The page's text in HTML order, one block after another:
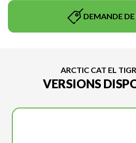
DEMANDE DE
ARCTIC CAT EL
VERSIONS